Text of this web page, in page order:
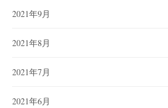
2021年9月
2021年8月
2021年7月
2021年6月